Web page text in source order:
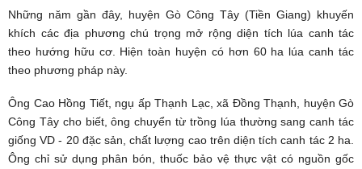
Những năm gần đây, huyện Gò Công Tây (Tiền Giang) khuyến
khích các địa phương chú trọng mở rộng diện tích lúa canh tác
theo hướng hữu cơ. Hiện toàn huyện có hơn 60 ha lúa canh tác
theo phương pháp này.
Ông Cao Hồng Tiết, ngụ ấp Thạnh Lạc, xã Đồng Thạnh, huyện Gò
Công Tây cho biết, ông chuyển từ trồng lúa thường sang canh tác
giống VD - 20 đặc sản, chất lượng cao trên diện tích canh tác 2 ha.
Ông chỉ sử dụng phân bón, thuốc bảo vệ thực vật có nguồn gốc